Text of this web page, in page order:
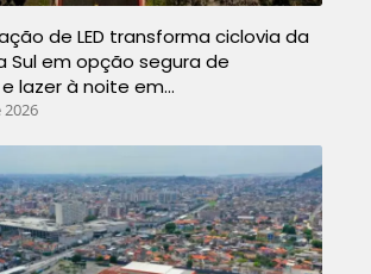
de LED transforma ciclovia da
Sul em opção segura de
lazer à noite em…
2026